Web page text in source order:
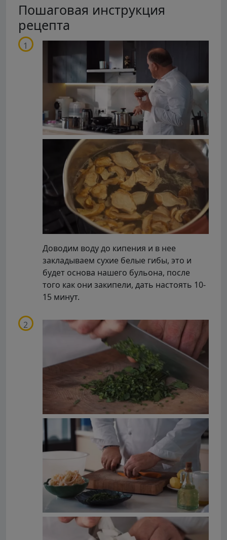
Пошаговая инструкция
рецепта
Доводим воду до кипения и в нее
закладываем сухие белые гибы, это и
будет основа нашего бульона, после
того как они закипели, дать настоять 10-
15 минут.